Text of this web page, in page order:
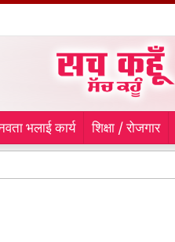
भलाई कार्य शिक्षा / रोजगार